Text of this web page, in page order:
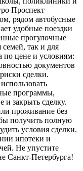
Проспект
рядом автобусные
удобные поездки
прогулочные
так и для
цене и условиям:
документов
сделки.
программы,
и закрыть сделку.
проживание без
получить полную
условия сделки.
ипотеки и
Не упустите
Санкт‑Петербурга!